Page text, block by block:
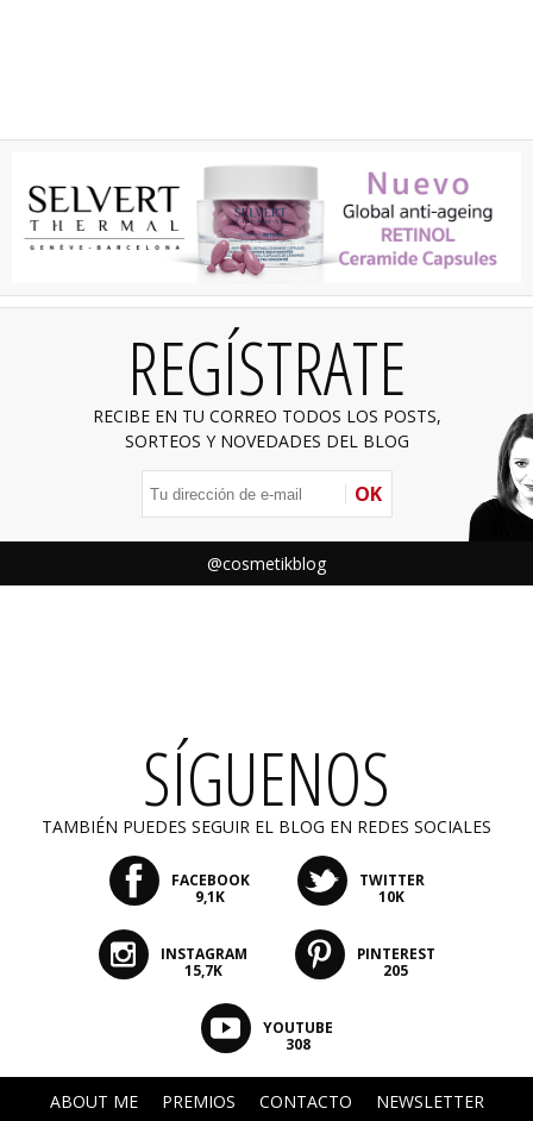
REGÍSTRATE
RECIBE EN TU CORREO TODOS LOS POSTS,
SORTEOS Y NOVEDADES DEL BLOG
OK
@cosmetikblog
SÍGUENOS
TAMBIÉN PUEDES SEGUIR EL BLOG EN REDES SOCIALES
FACEBOOK
9,1K
TWITTER
10K
INSTAGRAM
15,7K
PINTEREST
205
YOUTUBE
308
ABOUT ME PREMIOS CONTACTO
NEWSLETTER